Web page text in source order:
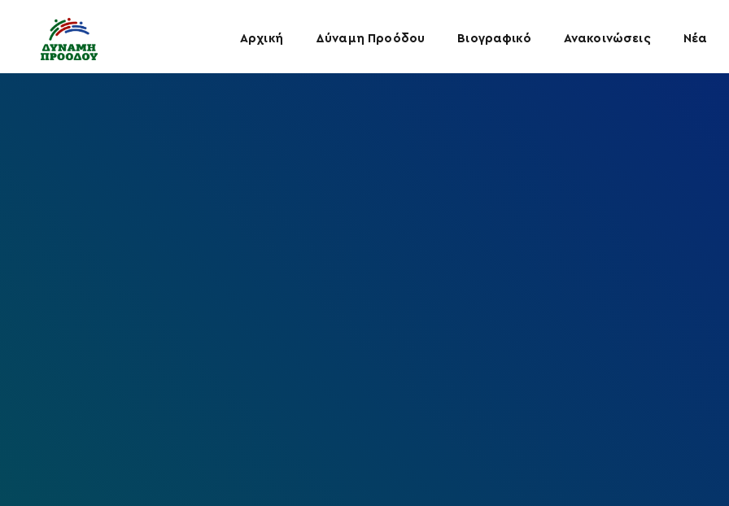
Αρχική Δύναμη Προόδου Βιογραφικό Ανακοινώσεις Νέα